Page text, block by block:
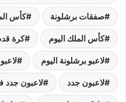
صفقات برشلونة كأس
كأس الملك اليوم كرة
لاعبو برشلونة اليوم
لاعبون جدد لاعبون جدد